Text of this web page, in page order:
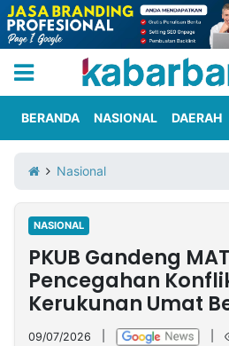
Iklan
Berita
Kami
Nasional
International
Olahraga
Entertainment
Daerah
Pariwisata
Kuliner
Kolom
Network
BERANDA NASIONAL DAERAH
Nasional
NASIONAL
PKUB Gandeng
Pencegahan
Kerukunan Umat
09/07/2026